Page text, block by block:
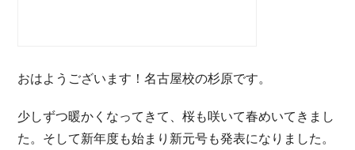
おはようございます！名古屋校の杉原です。
少しずつ暖かくなってきて、桜も咲いて春めいてきまし
た。そして新年度も始まり新元号も発表になりました。